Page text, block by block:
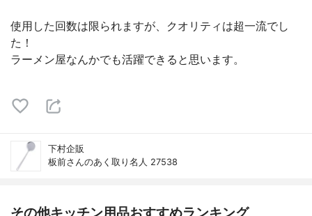
使用した回数は限られますが、クオリティは超一流でし
た！
ラーメン屋なんかでも活躍できると思います。
下村企販
板前さんのあく取り名人 27538
その他キッチン用品おすすめランキング